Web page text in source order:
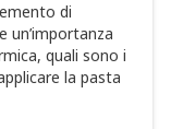
di
un’importanza
quali sono i
la pasta